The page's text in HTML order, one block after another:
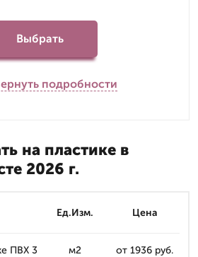
Выбрать
подробности
на пластике в
2026 г.
Ед.Изм. Цена
ПВХ 3
м2 от 1936 руб.